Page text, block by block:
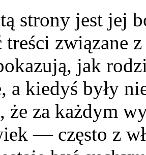
strony jest jej
treści związane
jak
a kiedyś były
że za każdym
— często z